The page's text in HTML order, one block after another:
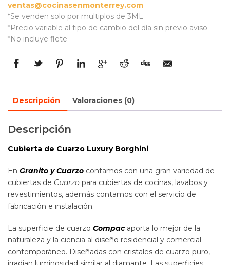
ventas@cocinasenmonterrey.com
*Se venden solo por multiplos de 3ML
*Precio variable al tipo de cambio del día sin previo aviso
*No incluye flete
Descripción Valoraciones (0)
Descripción
Cubierta de Cuarzo Luxury Borghini
En Granito y Cuarzo contamos con una gran variedad de
cubiertas de Cuarzo para cubiertas de cocinas, lavabos y
revestimientos, además contamos con el servicio de
fabricación e instalación.
La superficie de cuarzo Compacaporta lo mejor de la
naturaleza y la ciencia al diseño residencial y comercial
contemporáneo. Diseñadas con cristales de cuarzo puro,